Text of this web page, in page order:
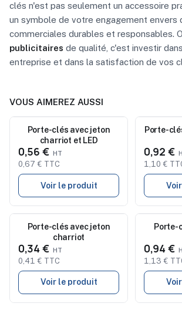
clés n'est pas seulement un accessoire
un symbole de votre engagement envers
commerciales durables et responsables.
publicitaires de qualité, c'est investir
entreprise et dans la satisfaction de vos
VOUS AIMEREZ AUSSI
Nouveau
Porte-clés avec jeton
charriot et LED
0,56 €
0,67 € TTC
Voir le produit
Nouveau
Porte-
0,92 €
1,10 €
Nouveau
Porte-clés avec jeton
charriot
0,34 €
0,41 € TTC
Voir le produit
Nouveau
Porte-
0,94 €
1,13 €